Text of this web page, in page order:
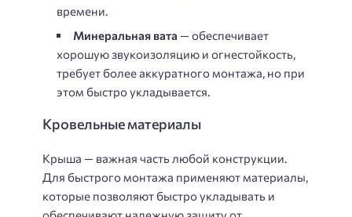
времени.
Минеральная вата — обеспечивает
хорошую звукоизоляцию и огнестойкость,
требует более аккуратного монтажа, но при
этом быстро укладывается.
Кровельные материалы
Крыша — важная часть любой конструкции.
Для быстрого монтажа применяют материалы,
которые позволяют быстро укладывать и